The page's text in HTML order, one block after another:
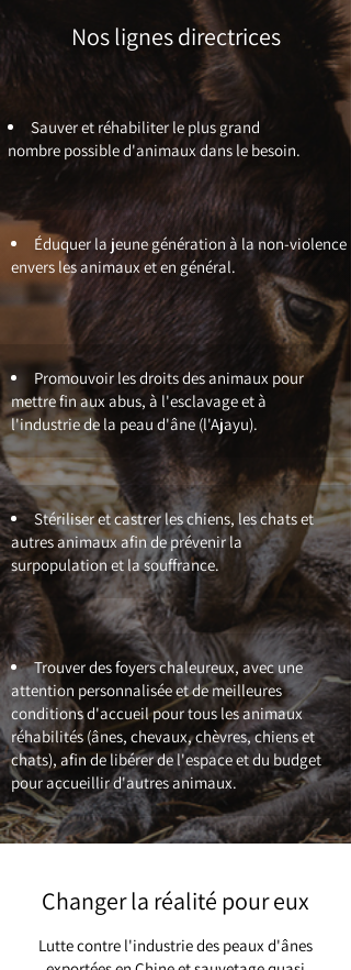
Nos lignes directrices
Sauver et réhabiliter le plus grand
nombre possible d'animaux dans le besoin.
Éduquer la jeune génération à la non-violence
envers les animaux et en général.
Promouvoir les droits des animaux pour
mettre fin aux abus, à l'esclavage et à
l'industrie de la peau d'âne (l'Ajayu).
Stériliser et castrer les chiens, les chats et
autres animaux afin de prévenir la
surpopulation et la souffrance.
Trouver des foyers chaleureux, avec une
attention personnalisée et de meilleures
conditions d'accueil pour tous les animaux
réhabilités (ânes, chevaux, chèvres, chiens et
chats), afin de libérer de l'espace et du budget
pour accueillir d'autres animaux.
Changer la réalité pour eux
Lutte contre l'industrie des peaux d'ânes